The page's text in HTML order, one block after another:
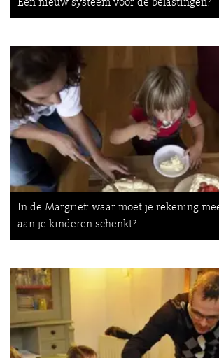
Een nieuw systeem voor de belastingen?
In de Margriet: waar moet je rekening
aan je kinderen schenkt?